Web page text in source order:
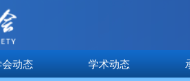
动态 学术动态